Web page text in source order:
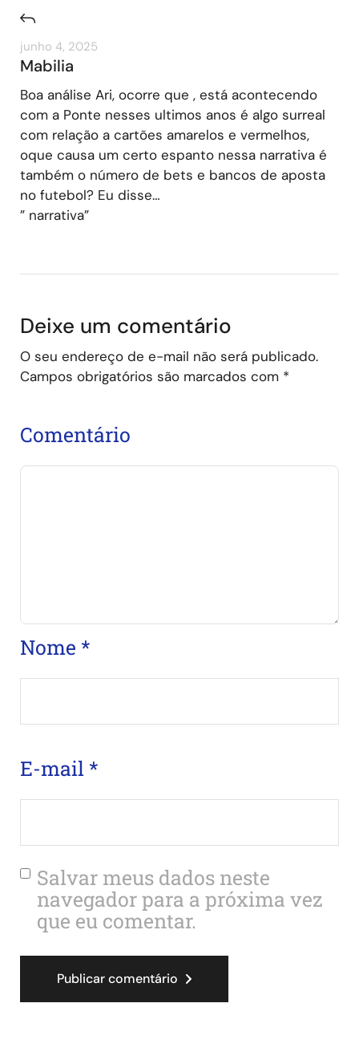
junho 4, 2025
Mabilia
Boa análise Ari, ocorre que , está acontecendo
com a Ponte nesses ultimos anos é algo surreal
com relação a cartões amarelos e vermelhos,
oque causa um certo espanto nessa narrativa é
também o número de bets e bancos de aposta
no futebol? Eu disse…
” narrativa”
Deixe um comentário
O seu endereço de e-mail não será publicado.
Campos obrigatórios são marcados com *
Comentário
Nome *
E-mail *
Salvar meus dados neste
navegador para a próxima vez
que eu comentar.
Publicar comentário